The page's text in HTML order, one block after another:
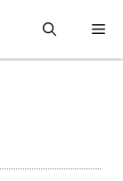
메